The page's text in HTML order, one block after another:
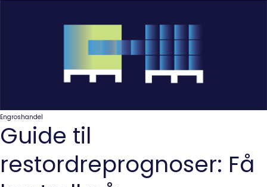
Engroshandel
Guide til
restordreprognoser: Få